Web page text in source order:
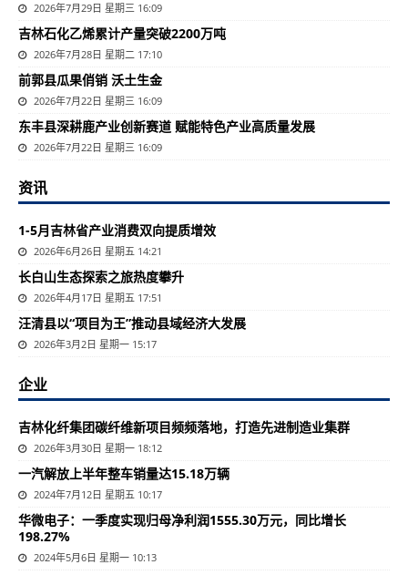
2026年7月29日 星期三 16:09
吉林石化乙烯累计产量突破2200万吨
2026年7月28日 星期二 17:10
前郭县瓜果俏销 沃土生金
2026年7月22日 星期三 16:09
东丰县深耕鹿产业创新赛道 赋能特色产业高质量发展
2026年7月22日 星期三 16:09
资讯
1-5月吉林省产业消费双向提质增效
2026年6月26日 星期五 14:21
长白山生态探索之旅热度攀升
2026年4月17日 星期五 17:51
汪清县以“项目为王”推动县域经济大发展
2026年3月2日 星期一 15:17
企业
吉林化纤集团碳纤维新项目频频落地，打造先进制造业集群
2026年3月30日 星期一 18:12
一汽解放上半年整车销量达15.18万辆
2024年7月12日 星期五 10:17
华微电子：一季度实现归母净利润1555.30万元，同比增长
198.27%
2024年5月6日 星期一 10:13